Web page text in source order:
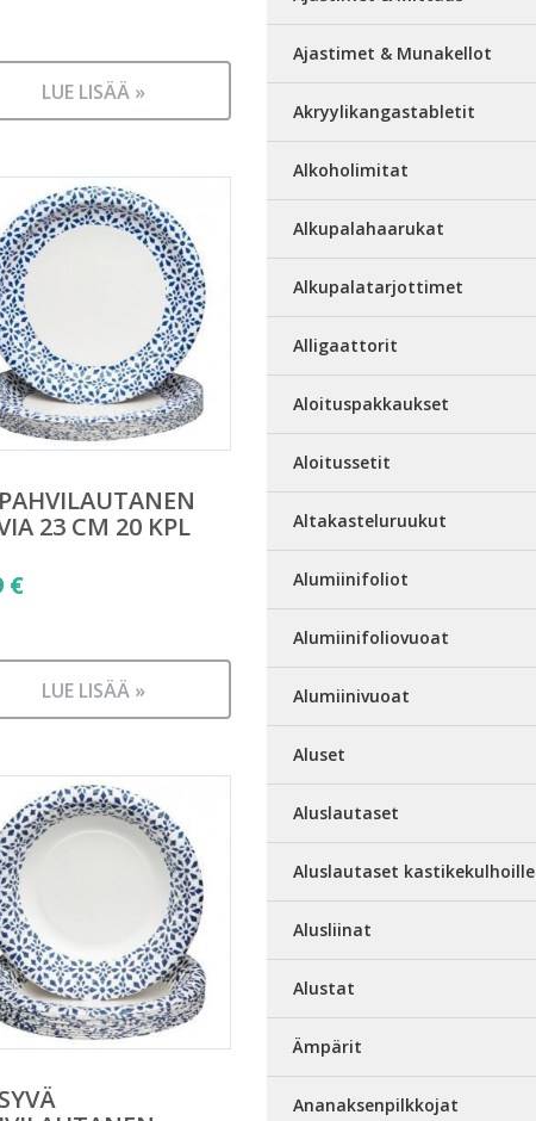
LUE LISÄÄ »
23 CM 20 KPL
€
LUE LISÄÄ »
Ajastimet & Munakellot
Akryylikangastabletit
Alkoholimitat
Alkupalahaarukat
Alkupalatarjottimet
Alligaattorit
Aloituspakkaukset
Aloitussetit
Altakasteluruukut
Alumiinifoliot
Alumiinifoliovuoat
Alumiinivuoat
Aluset
Aluslautaset
Aluslautaset kastikekulhoille
Alusliinat
Alustat
Ämpärit
Ananaksenpilkkojat